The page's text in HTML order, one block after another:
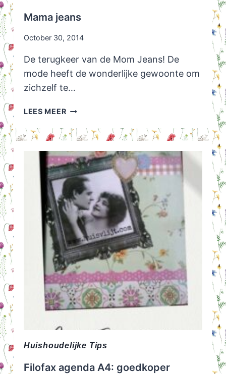
Mama jeans
October 30, 2014
De terugkeer van de Mom Jeans! De
mode heeft de wonderlijke gewoonte om
zichzelf te…
LEES MEERMAMA
Huishoudelijke Tips
Filofax agenda A4: goedkoper